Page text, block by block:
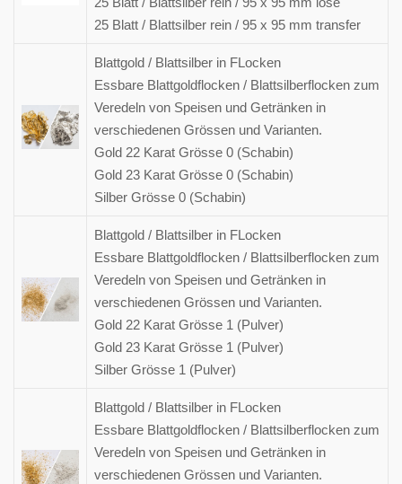
25 Blatt / Blattsilber rein / 95 x 95 mm transfer
Blattgold / Blattsilber in FLocken
Essbare Blattgoldflocken / Blattsilberflocken zum
Veredeln von Speisen und Getränken in
verschiedenen Grössen und Varianten.
Gold 22 Karat Grösse 0 (Schabin)
Gold 23 Karat Grösse 0 (Schabin)
Silber Grösse 0 (Schabin)
Blattgold / Blattsilber in FLocken
Essbare Blattgoldflocken / Blattsilberflocken zum
Veredeln von Speisen und Getränken in
verschiedenen Grössen und Varianten.
Gold 22 Karat Grösse 1 (Pulver)
Gold 23 Karat Grösse 1 (Pulver)
Silber Grösse 1 (Pulver)
Blattgold / Blattsilber in FLocken
Essbare Blattgoldflocken / Blattsilberflocken zum
Veredeln von Speisen und Getränken in
verschiedenen Grössen und Varianten.